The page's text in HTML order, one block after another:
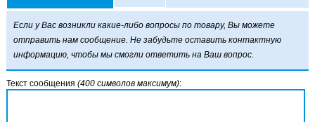
Если у Вас возникли какие-либо вопросы по товару, Вы можете
отправить нам сообщение. Не забудьте оставить контактную
информацию, чтобы мы смогли ответить на Ваш вопрос.
Текст сообщения (400 символов максимум):